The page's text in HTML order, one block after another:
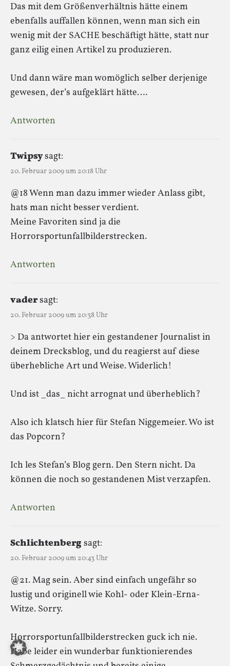
Das mit dem Größenverhältnis hätte einem
ebenfalls auffallen können, wenn man sich ein
wenig mit der SACHE beschäftigt hätte, statt nur
ganz eilig einen Artikel zu produzieren.
Und dann wäre man womöglich selber derjenige
gewesen, der’s aufgeklärt hätte….
Antworten
Twipsysagt:
20. Februar 2009 um 20:18 Uhr
@18 Wenn man dazu immer wieder Anlass gibt,
hats man nicht besser verdient.
Meine Favoriten sind ja die
Horrorsportunfallbilderstrecken.
Antworten
vadersagt:
20. Februar 2009 um 20:38 Uhr
> Da antwortet hier ein gestandener Journalist in
deinem Drecksblog, und du reagierst auf diese
überhebliche Art und Weise. Widerlich!
Und ist _das_ nicht arrognat und überheblich?
Also ich klatsch hier für Stefan Niggemeier. Wo ist
das Popcorn?
Ich les Stefan’s Blog gern. Den Stern nicht. Da
können die noch so gestandenen Mist verzapfen.
Antworten
Schlichtenbergsagt:
20. Februar 2009 um 20:43 Uhr
@21. Mag sein. Aber sind einfach ungefähr so
lustig und originell wie Kohl- oder Klein-Erna-
Witze. Sorry.
Horrorsportunfallbilderstrecken guck ich nie.
Habe leider ein wunderbar funktionierendes